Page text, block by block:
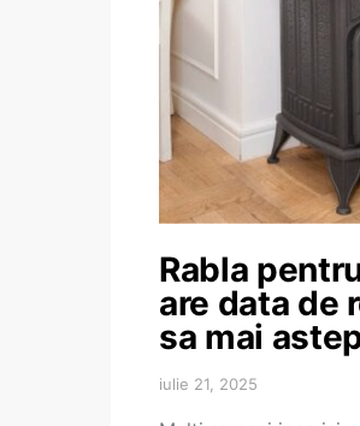
Rabla
are data de
sa mai
iulie 21, 2025